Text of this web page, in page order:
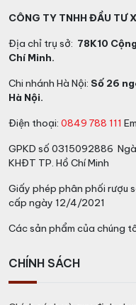
CÔNG TY TNHH ĐẦU TƯ
Địa chỉ trụ sở: 78K10
Chí Minh.
Chi nhánh Hà Nội: Số 26
Hà Nội.
Điện thoại: 0849 788 111
GPKD số 0315092886
KHĐT TP. Hồ Chí Minh
Giấy phép phân phối rượu
cấp ngày 12/4/2021
Các sản phẩm của chúng
CHÍNH SÁCH